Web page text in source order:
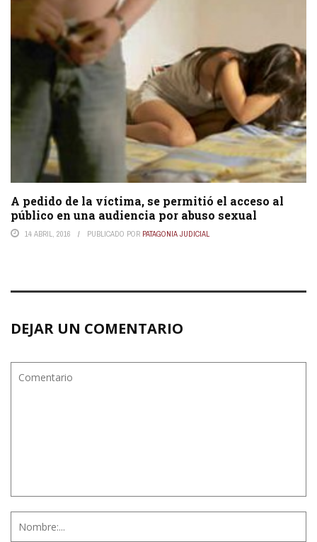
A pedido de la víctima, se permitió el acceso al
público en una audiencia por abuso sexual
14 ABRIL, 2016 PUBLICADO POR PATAGONIA JUDICIAL
DEJAR UN COMENTARIO